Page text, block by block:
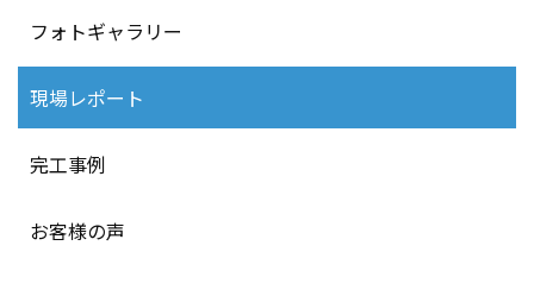
フォトギャラリー
現場レポート
完工事例
お客様の声